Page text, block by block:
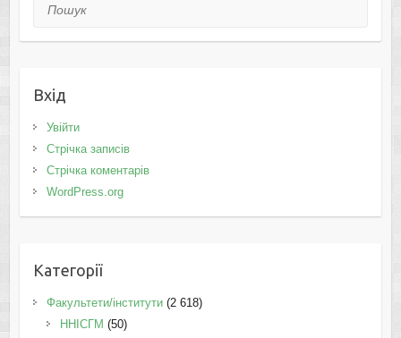
Пошук
Вхід
Увійти
Стрічка записів
Стрічка коментарів
WordPress.org
Категорії
Факультети/інститути(2 618)
ННІСГМ (50)